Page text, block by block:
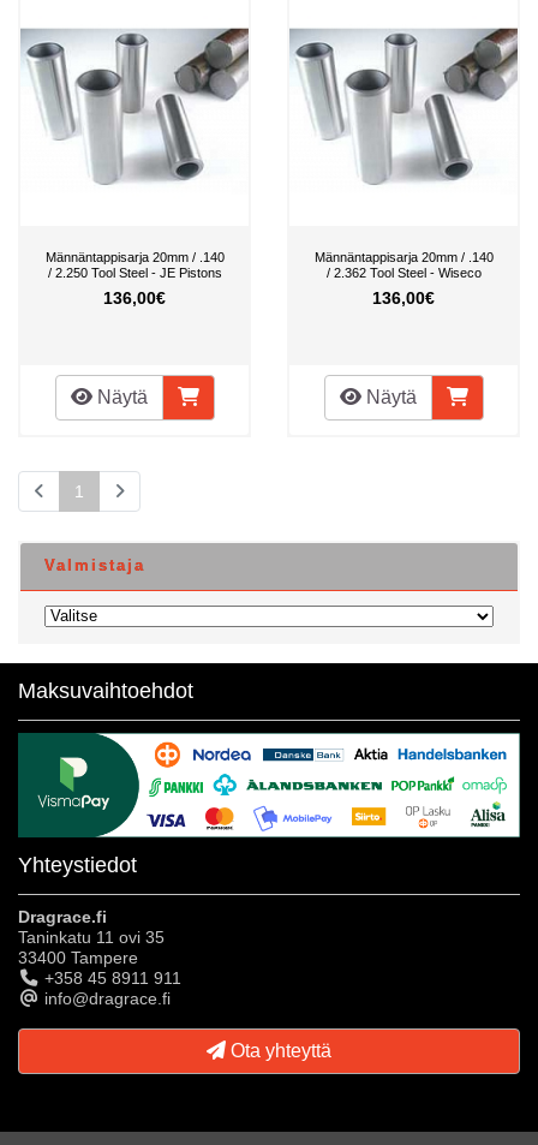
Männäntappisarja 20mm / .140
/ 2.250 Tool Steel - JE Pistons
136,00€
Näytä
Männäntappisarja 20mm / .140
/ 2.362 Tool Steel - Wiseco
136,00€
Näytä
1
Valmistaja
Maksuvaihtoehdot
Yhteystiedot
Dragrace.fi
Taninkatu 11 ovi 35
33400 Tampere
+358 45 8911 911
info@dragrace.fi
Ota yhteyttä